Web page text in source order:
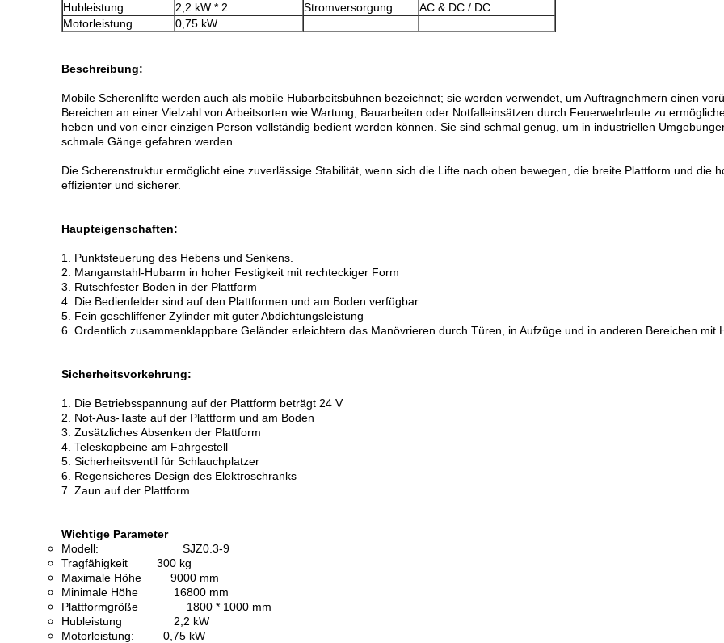
Hubleistung 2,2 kW * 2 Stromversorgung
AC & DC / DC
Motorleistung
0,75 kW
Beschreibung:
Mobile Scherenlifte werden auch als mobile Hubarbeitsbühnen bezeichnet; sie werden verwendet, um Auftragnehmern einen
Bereichen an einer Vielzahl von Arbeitsorten wie Wartung, Bauarbeiten oder Notfalleinsätzen durch Feuerwehrleute zu
heben und von einer einzigen Person vollständig bedient werden können. Sie sind schmal genug, um in industriellen
schmale Gänge gefahren werden.
Die Scherenstruktur ermöglicht eine zuverlässige Stabilität, wenn sich die Lifte nach oben bewegen, die breite Plattform und die
effizienter und sicherer.
Haupteigenschaften:
1. Punktsteuerung des Hebens und Senkens.
2. Manganstahl-Hubarm in hoher Festigkeit mit rechteckiger Form
3. Rutschfester Boden in der Plattform
4. Die Bedienfelder sind auf den Plattformen und am Boden verfügbar.
5. Fein geschliffener Zylinder mit guter Abdichtungsleistung
6. Ordentlich zusammenklappbare Geländer erleichtern das Manövrieren durch Türen, in Aufzüge und in anderen Bereichen mit
Sicherheitsvorkehrung:
1. Die Betriebsspannung auf der Plattform beträgt 24 V
2. Not-Aus-Taste auf der Plattform und am Boden
3. Zusätzliches Absenken der Plattform
4. Teleskopbeine am Fahrgestell
5. Sicherheitsventil für Schlauchplatzer
6. Regensicheres Design des Elektroschranks
7. Zaun auf der Plattform
Wichtige Parameter
Modell: SJZ0.3-9
Tragfähigkeit 300 kg
Maximale Höhe 9000 mm
Minimale Höhe 16800 mm
Plattformgröße 1800 * 1000 mm
Hubleistung 2,2 kW
Motorleistung: 0,75 kW